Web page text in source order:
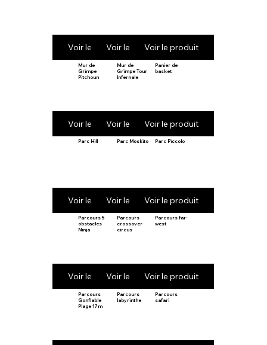
Voir le produitVoir le produitVoir le produit
Mur de
Grimpe
Pitchoun
Voir le produit
Mur de
Grimpe Tour
Infernale
Voir le produit
Panier de
basket
Voir le produit
Parc Hill
Voir le produit
Parc Moskito
Voir le produit
Parc Piccolo
Voir le produit
Parcours 5
obstacles
Ninja
Voir le produit
Parcours
crossover
circus
Voir le produit
Parcours far-
west
Voir le produit
Parcours
Gonflable
Plage 17m
Parcours
labyrinthe
Parcours
safari